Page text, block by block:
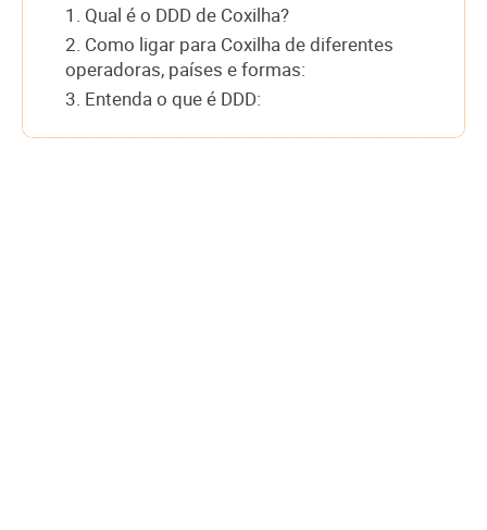
1. Qual é o DDD de Coxilha?
2. Como ligar para Coxilha de diferentes
operadoras, países e formas:
3. Entenda o que é DDD: